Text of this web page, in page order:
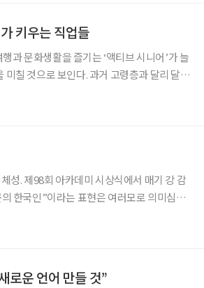
키우는 직업들
과 문화생활을 즐기는 ‘액티브 시니어’가 늘
칠 것으로 보인다. 과거 고령층과 달리 달리
성. 제98회 아카데미 시상식에서 매기 강 감
한국인”이라는 표현은 여러모로 의미심장
로운 언어 만들 것”